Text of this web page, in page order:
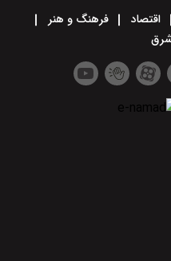
اقتصاد
فرهنگ و هنر